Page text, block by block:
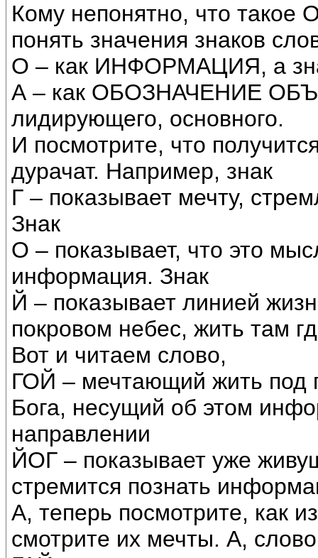
Кому непонятно, что такое
понять значения знаков
О – как ИНФОРМАЦИЯ, а
А – как ОБОЗНАЧЕНИЕ
лидирующего, основного.
И посмотрите, что
дурачат. Например, знак
Г – показывает мечту,
Знак
О – показывает, что это
информация. Знак
Й – показывает линией
покровом небес, жить там
Вот и читаем слово,
ГОЙ – мечтающий жить под
Бога, несущий об этом
направлении
ЙОГ – показывает уже
стремится познать
А, теперь посмотрите, как
смотрите их мечты. А, слово